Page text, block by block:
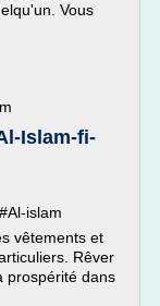
Vous
Islam-fi-
islam
vêtements et
Rêver
prospérité dans